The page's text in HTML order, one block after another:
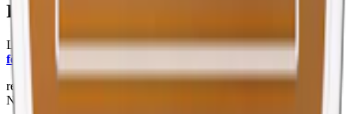
Färskt snus
Läs mer om hur du förvarar LEWA Apple Spruce Nikotinfri:
förvarar du snuset rätt"
relaterade produkter
Nikotinfri